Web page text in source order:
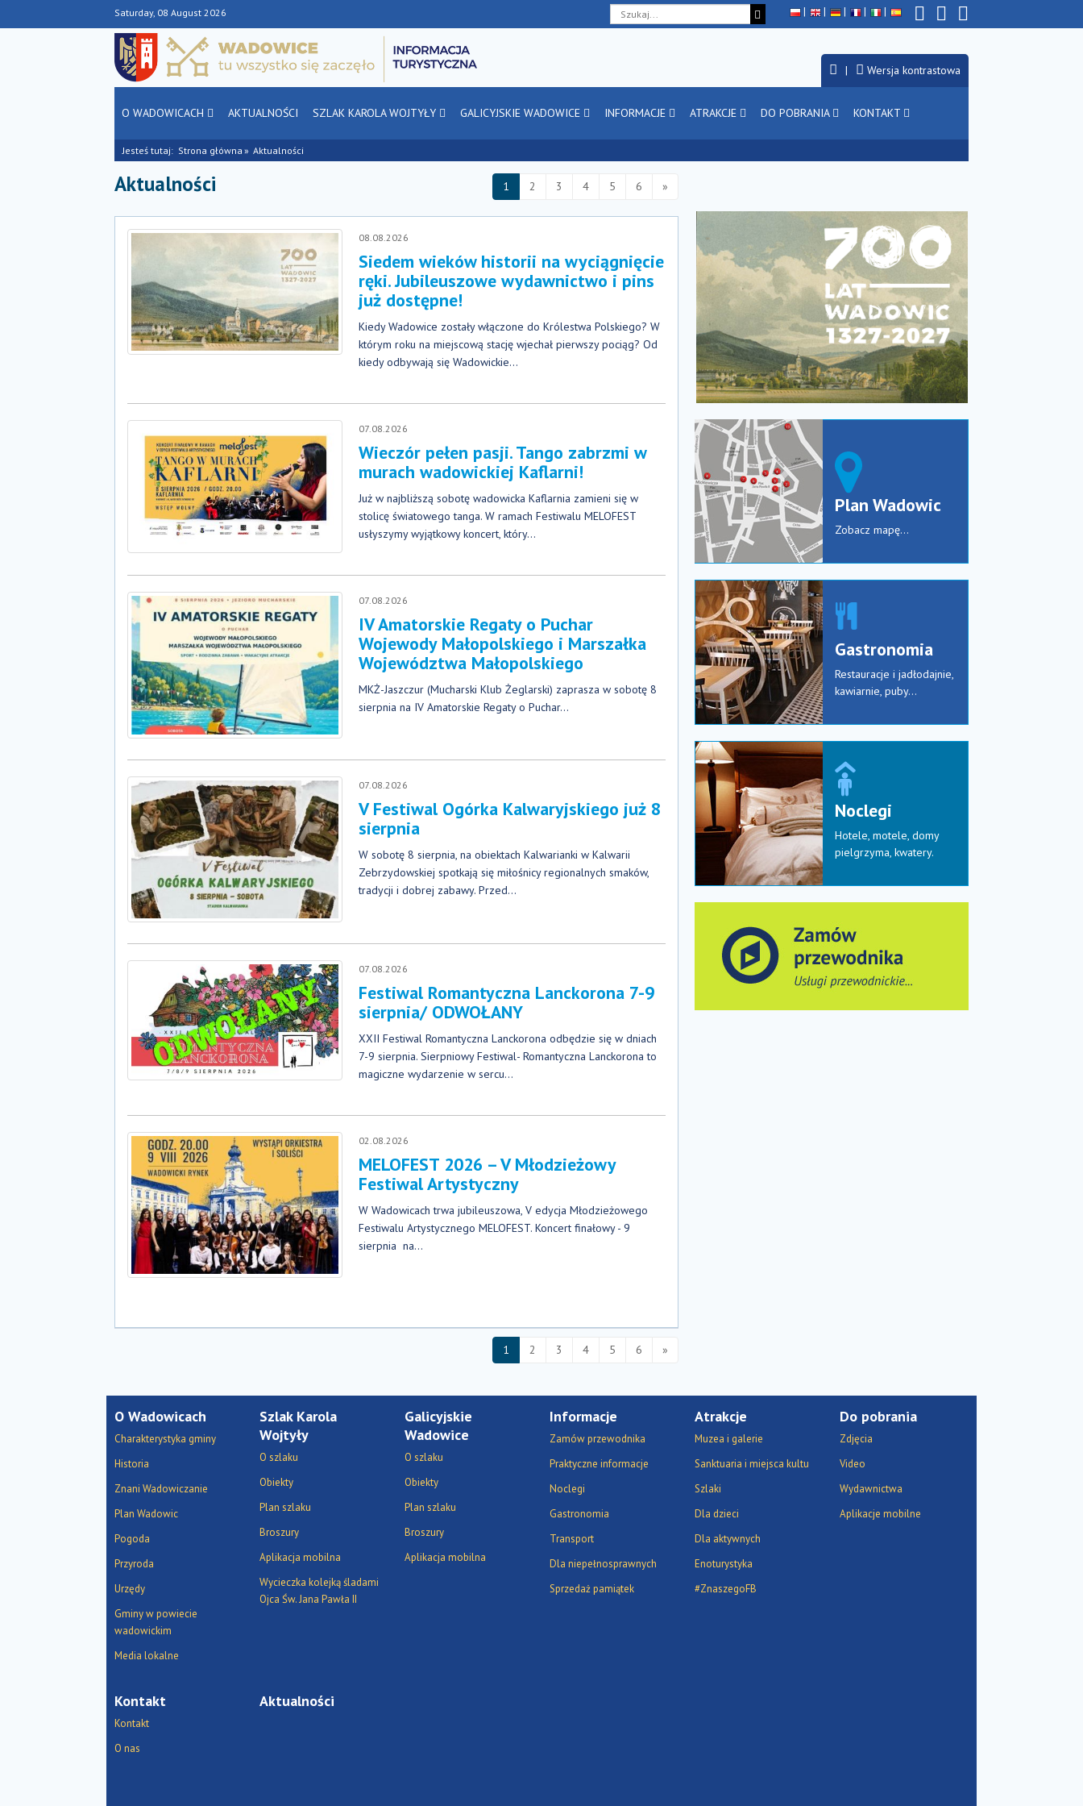
dostępności
do
do
do
Saturday, 08 August 2026
Wersja kontrastowa
O WADOWICACH AKTUALNOŚCI SZLAK KAROLA WOJTYŁY GALICYJSKIE WADOWICE INFORMACJE ATRAKCJE DO POBRANIA KONTAKT
Jesteś tutaj: Strona główna Aktualności
Aktualności 1 2 3 4 5 6 »
08.08.2026
Siedem wieków historii na wyciągnięcie
ręki. Jubileuszowe wydawnictwo i pins
już dostępne!
Kiedy Wadowice zostały włączone do Królestwa Polskiego? W
którym roku na miejscową stację wjechał pierwszy pociąg? Od
kiedy odbywają się Wadowickie...
07.08.2026
Wieczór pełen pasji. Tango zabrzmi w
murach wadowickiej Kaflarni!
Już w najbliższą sobotę wadowicka Kaflarnia zamieni się w
stolicę światowego tanga. W ramach Festiwalu MELOFEST
usłyszymy wyjątkowy koncert, który...
07.08.2026
IV Amatorskie Regaty o Puchar
Wojewody Małopolskiego i Marszałka
Województwa Małopolskiego
MKŻ-Jaszczur (Mucharski Klub Żeglarski) zaprasza w sobotę 8
sierpnia na IV Amatorskie Regaty o Puchar...
07.08.2026
V Festiwal Ogórka Kalwaryjskiego już 8
sierpnia
W sobotę 8 sierpnia, na obiektach Kalwarianki w Kalwarii
Zebrzydowskiej spotkają się miłośnicy regionalnych smaków,
tradycji i dobrej zabawy. Przed...
07.08.2026
Festiwal Romantyczna Lanckorona 7-9
sierpnia/ ODWOŁANY
XXII Festiwal Romantyczna Lanckorona odbędzie się w dniach
7-9 sierpnia. Sierpniowy Festiwal- Romantyczna Lanckorona to
magiczne wydarzenie w sercu...
02.08.2026
MELOFEST 2026 – V Młodzieżowy
Festiwal Artystyczny
W Wadowicach trwa jubileuszowa, V edycja Młodzieżowego
Festiwalu Artystycznego MELOFEST. Koncert finałowy - 9
sierpnia na...
1 2 3 4 5 6 »
Plan Wadowic
Zobacz mapę...
Gastronomia
Restauracje i jadłodajnie,
kawiarnie, puby...
Noclegi
Hotele, motele, domy
pielgrzyma, kwatery.
O Wadowicach
Charakterystyka gminy
Historia
Znani Wadowiczanie
Plan Wadowic
Pogoda
Przyroda
Urzędy
Gminy w powiecie
wadowickim
Media lokalne
Szlak Karola
Wojtyły
O szlaku
Obiekty
Plan szlaku
Broszury
Aplikacja mobilna
Wycieczka kolejką śladami
Ojca Św. Jana Pawła II
Galicyjskie
Wadowice
O szlaku
Obiekty
Plan szlaku
Broszury
Aplikacja mobilna
Informacje
Zamów przewodnika
Praktyczne informacje
Noclegi
Gastronomia
Transport
Dla niepełnosprawnych
Sprzedaż pamiątek
Atrakcje
Muzea i galerie
Sanktuaria i miejsca kultu
Szlaki
Dla dzieci
Dla aktywnych
Enoturystyka
#ZnaszegoFB
Do pobrania
Zdjęcia
Video
Wydawnictwa
Aplikacje mobilne
Kontakt
Kontakt
O nas
Aktualności